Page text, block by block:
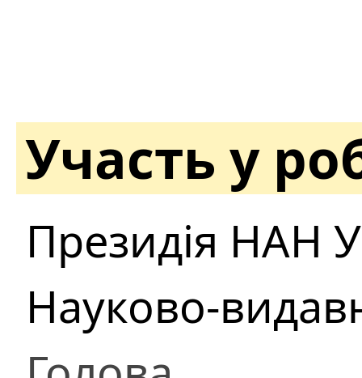
Участь у
Президія НАН
Науково-